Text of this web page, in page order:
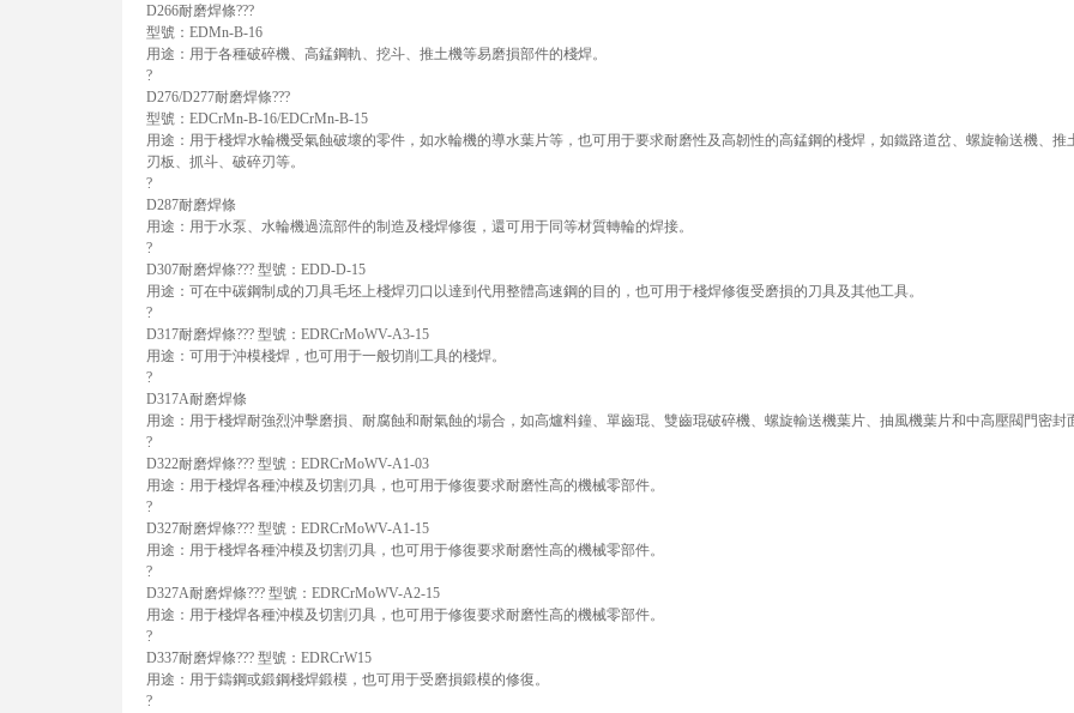
D266耐磨焊條???
型號：EDMn-B-16
用途：用于各種破碎機、高錳鋼軌、挖斗、推土機等易磨損部件的棧焊。
?
D276/D277耐磨焊條???
型號：EDCrMn-B-16/EDCrMn-B-15
用途：用于棧焊水輪機受氣蝕破壞的零件，如水輪機的導水葉片等，也可用于要求耐磨性及高韌性的高錳鋼的棧焊，如鐵路道岔、螺旋輸送機、推
刃板、抓斗、破碎刃等。
?
D287耐磨焊條
用途：用于水泵、水輪機過流部件的制造及棧焊修復，還可用于同等材質轉輪的焊接。
?
D307耐磨焊條??? 型號：EDD-D-15
用途：可在中碳鋼制成的刀具毛坯上棧焊刃口以達到代用整體高速鋼的目的，也可用于棧焊修復受磨損的刀具及其他工具。
?
D317耐磨焊條??? 型號：EDRCrMoWV-A3-15
用途：可用于沖模棧焊，也可用于一般切削工具的棧焊。
?
D317A耐磨焊條
用途：用于棧焊耐強烈沖擊磨損、耐腐蝕和耐氣蝕的場合，如高爐料鐘、單齒琨、雙齒琨破碎機、螺旋輸送機葉片、抽風機葉片和中高壓閥門密封
?
D322耐磨焊條??? 型號：EDRCrMoWV-A1-03
用途：用于棧焊各種沖模及切割刃具，也可用于修復要求耐磨性高的機械零部件。
?
D327耐磨焊條??? 型號：EDRCrMoWV-A1-15
用途：用于棧焊各種沖模及切割刃具，也可用于修復要求耐磨性高的機械零部件。
?
D327A耐磨焊條??? 型號：EDRCrMoWV-A2-15
用途：用于棧焊各種沖模及切割刃具，也可用于修復要求耐磨性高的機械零部件。
?
D337耐磨焊條??? 型號：EDRCrW15
用途：用于鑄鋼或鍛鋼棧焊鍛模，也可用于受磨損鍛模的修復。
?